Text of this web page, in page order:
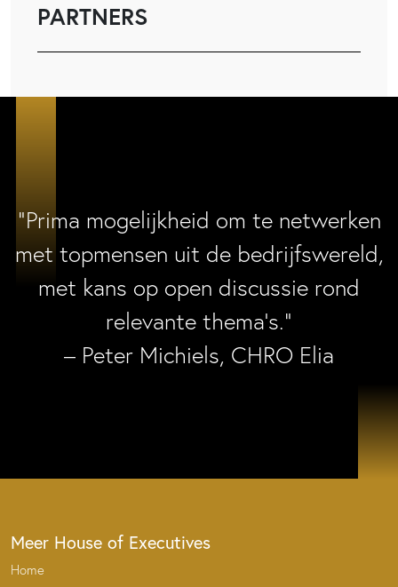
PARTNERS
“Prima mogelijkheid om te netwerken
met topmensen uit de bedrijfswereld,
met kans op open discussie rond
relevante thema’s.”
– Peter Michiels, CHRO Elia
Meer House of Executives
Home